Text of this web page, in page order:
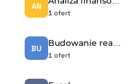
AN
1 ofert
BU
1 ofert